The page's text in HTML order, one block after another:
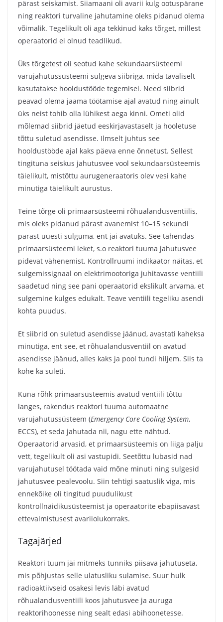
pärast seiskamist. Siiamaani oli avarii kulg ootuspärane
ning reaktori turvaline jahutamine oleks pidanud olema
võimalik. Tegelikult oli aga tekkinud kaks tõrget, millest
operaatorid ei olnud teadlikud.
Üks tõrgetest oli seotud kahe sekundaarsüsteemi
varujahutussüsteemi sulgeva siibriga, mida tavaliselt
kasutatakse hooldustööde tegemisel. Need siibrid
peavad olema jaama töötamise ajal avatud ning ainult
üks neist tohib olla lühikest aega kinni. Ometi olid
mõlemad siibrid jäetud eeskirjavastaselt ja hooletuse
tõttu suletud asendisse. Ilmselt juhtus see
hooldustööde ajal kaks päeva enne õnnetust. Sellest
tingituna seiskus jahutusvee vool sekundaarsüsteemis
täielikult, mistõttu aurugeneraatoris olev vesi kahe
minutiga täielikult aurustus.
Teine tõrge oli primaarsüsteemi rõhualandusventiilis,
mis oleks pidanud pärast avanemist 10–15 sekundi
pärast uuesti sulguma, ent jäi avatuks. See tähendas
primaarsüsteemi leket, s.o reaktori tuuma jahutusvee
pidevat vähenemist. Kontrollruumi indikaator näitas, et
sulgemissignaal on elektrimootoriga juhitavasse ventiili
saadetud ning see pani operaatorid ekslikult arvama, et
sulgemine kulges edukalt. Teave ventiili tegeliku asendi
kohta puudus.
Et siibrid on suletud asendisse jäänud, avastati kaheksa
minutiga, ent see, et rõhualandusventiil on avatud
asendisse jäänud, alles kaks ja pool tundi hiljem. Siis ta
kohe ka suleti.
Kuna rõhk primaarsüsteemis avatud ventiili tõttu
langes, rakendus reaktori tuuma automaatne
varujahutussüsteem (Emergency Core Cooling System,
ECCS), et seda jahutada nii, nagu ette nähtud.
Operaatorid arvasid, et primaarsüsteemis on liiga palju
vett, tegelikult oli asi vastupidi. Seetõttu lubasid nad
varujahutusel töötada vaid mõne minuti ning sulgesid
jahutusvee pealevoolu. Siin tehtigi saatuslik viga, mis
ennekõike oli tingitud puudulikust
kontrollnäidikusüsteemist ja operaatorite ebapiisavast
ettevalmistusest avariiolukorraks.
Tagajärjed
Reaktori tuum jäi mitmeks tunniks piisava jahutuseta,
mis põhjustas selle ulatusliku sulamise. Suur hulk
radioaktiivseid osakesi levis läbi avatud
rõhualandusventiili koos jahutusvee ja auruga
reaktorihoonesse ning sealt edasi abihoonetesse.